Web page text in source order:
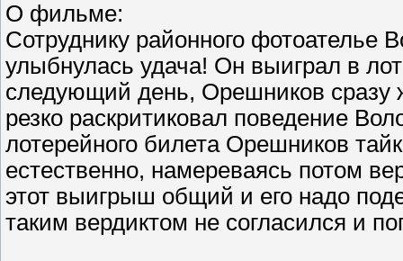
О фильме:
Сотруднику районного фотоателье
улыбнулась удача! Он выиграл в
следующий день, Орешников сразу
резко раскритиковал поведение
лотерейного билета Орешников
естественно, намереваясь потом
этот выигрыш общий и его надо
таким вердиктом не согласился и